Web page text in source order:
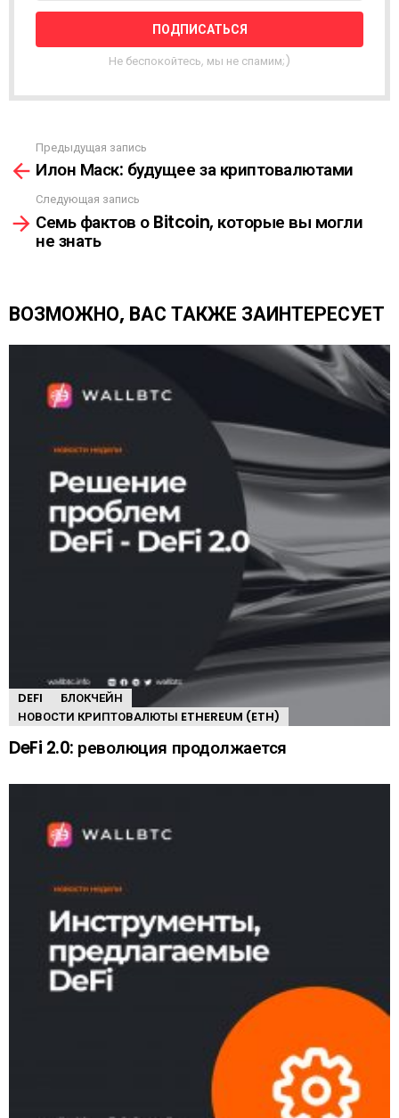
Н
Я
С
Ы
Л
К
А
Не беспокойтесь, мы не спамим;)
м
р
е
щ
е
Предыдущая запись
Илон Маск: будущее за криптовалютами
Следующая запись
Семь фактов о Bitcoin, которые вы могли
не знать
ВОЗМОЖНО, ВАС ТАКЖЕ ЗАИНТЕРЕСУЕТ
DEFI
БЛОКЧЕЙН
НОВОСТИ КРИПТОВАЛЮТЫ ETHEREUM (ETH)
DeFi 2.0: революция продолжается